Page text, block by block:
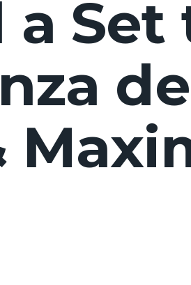
Vivi FVG
News
Italiano
a